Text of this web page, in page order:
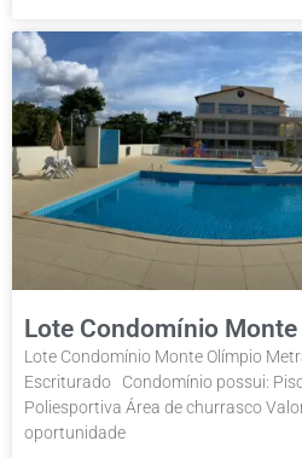
Lote Condomínio
Lote Condomínio Monte Olímpio
Escriturado Condomínio possui:
Poliesportiva Área de churrasco
oportunidade